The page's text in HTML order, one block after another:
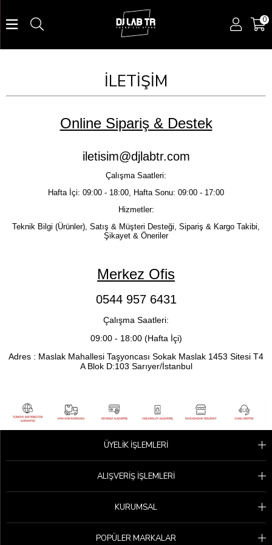
0
İLETİŞİM
Online Sipariş & Destek
iletisim@djlabtr.com
Çalışma Saatleri:
Hafta İçi: 09:00 - 18:00, Hafta Sonu: 09:00 - 17:00
Hizmetler:
Teknik Bilgi (Ürünler), Satış & Müşteri Desteği, Sipariş & Kargo Takibi,
Şikayet & Öneriler
Merkez Ofis
0544 957 6431
Çalışma Saatleri:
09:00 - 18:00 (Hafta İçi)
Adres : Maslak Mahallesi Taşyoncası Sokak Maslak 1453 Sitesi T4
A Blok D:103 Sarıyer/İstanbul
ÜYELİK İŞLEMLERİ
ALIŞVERİŞ İŞLEMLERİ
KURUMSAL
POPÜLER MARKALAR